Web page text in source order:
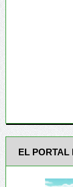
EL PORTAL